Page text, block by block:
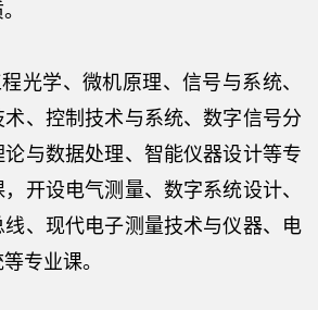
光学、微机原理、信号与系统、
、控制技术与系统、数字信号分
与数据处理、智能仪器设计等专
开设电气测量、数字系统设计、
、现代电子测量技术与仪器、电
专业课。